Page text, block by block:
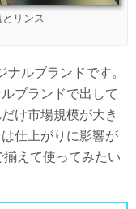
リンス
ナルブランドです。
ブランドで出して
け市場規模が大き
仕上がりに影響が
えて使ってみたい